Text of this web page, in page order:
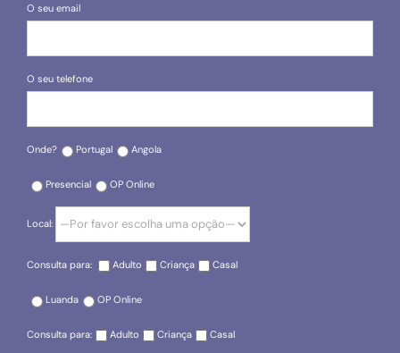
O seu email
O seu telefone
Onde? Portugal Angola
Presencial OP Online
Local:
Consulta para: Adulto Criança Casal
Luanda OP Online
Consulta para: Adulto Criança Casal